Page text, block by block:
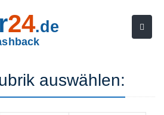
24.de
auswählen: